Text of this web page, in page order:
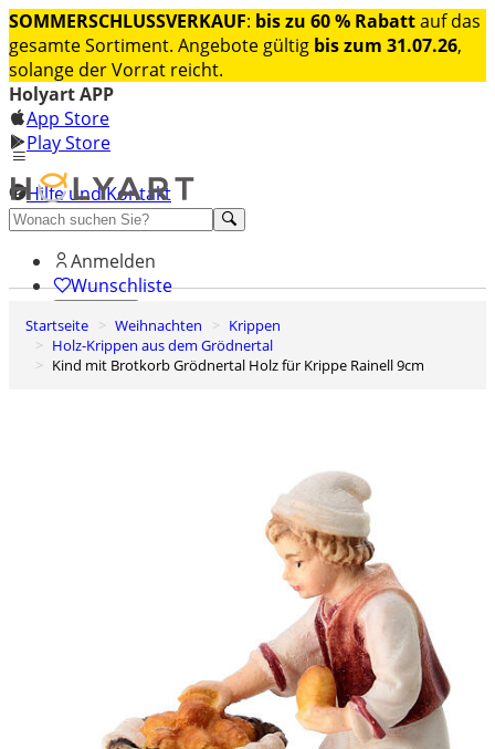
SOMMERSCHLUSSVERKAUF: bis zu 60 % Rabattauf das
gesamte Sortiment. Angebote gültig bis zum 31.07.26,
solange der Vorrat reicht.
Holyart APP
App Store
Play Store
Hilfe und Kontakt
Entdecken Sie Premium
Anmelden
Wunschliste
0
Warenkorb
Startseite Weihnachten
Krippen
Holz-Krippen aus dem Grödnertal
Kind mit Brotkorb Grödnertal Holz für Krippe Rainell 9cm